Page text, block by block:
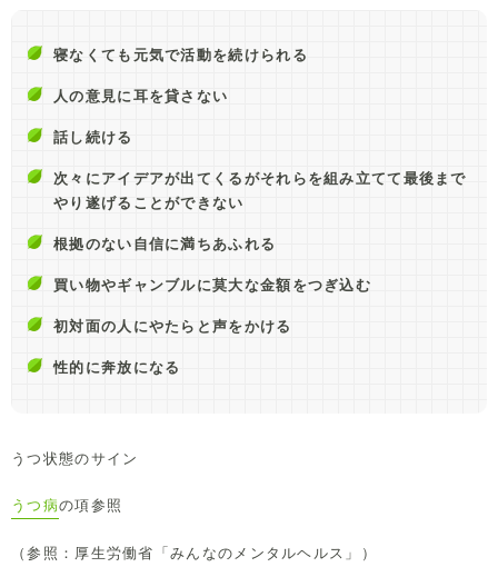
寝なくても元気で活動を続けられる
人の意見に耳を貸さない
話し続ける
次々にアイデアが出てくるがそれらを組み立てて最後まで
やり遂げることができない
根拠のない自信に満ちあふれる
買い物やギャンブルに莫大な金額をつぎ込む
初対面の人にやたらと声をかける
性的に奔放になる
うつ状態のサイン
うつ病の項参照
（参照：厚生労働省「みんなのメンタルヘルス」）